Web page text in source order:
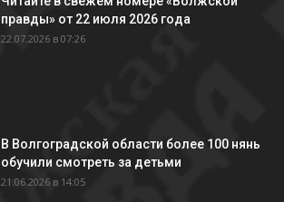
правды» от 22 июля 2026 года
22.07.2026 в 07:26
В Волгоградской области более 100 нянь
обучили смотреть за детьми
21.06.2026 в 14:05